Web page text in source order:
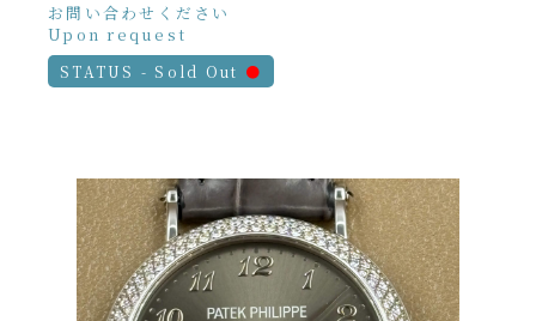
お問い合わせください
Upon request
STATUS - Sold Out ●